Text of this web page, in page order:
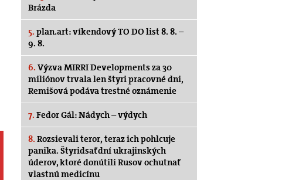
Brázda
5. plan.art: víkendový TO DO list 8. 8. –
9. 8.
6. Výzva MIRRI Developments za 30
miliónov trvala len štyri pracovné dni,
Remišová podáva trestné oznámenie
7. Fedor Gál: Nádych – výdych
8. Rozsievali teror, teraz ich pohlcuje
panika. Štyridsať dní ukrajinských
úderov, ktoré donútili Rusov ochutnať
vlastnú medicínu